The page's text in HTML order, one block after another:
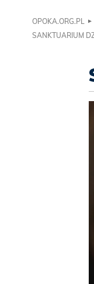
OPOKA.ORG.PL
SANKTUARIUM